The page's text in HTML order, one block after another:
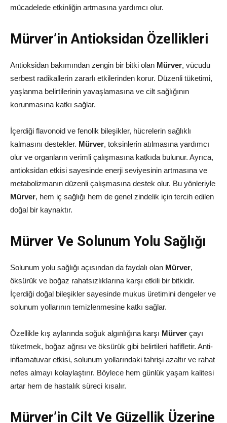
mücadelede etkinliğin artmasına yardımcı olur.
Mürver’in Antioksidan Özellikleri
Antioksidan bakımından zengin bir bitki olan Mürver, vücudu
serbest radikallerin zararlı etkilerinden korur. Düzenli tüketimi,
yaşlanma belirtilerinin yavaşlamasına ve cilt sağlığının
korunmasına katkı sağlar.
İçerdiği flavonoid ve fenolik bileşikler, hücrelerin sağlıklı
kalmasını destekler. Mürver, toksinlerin atılmasına yardımcı
olur ve organların verimli çalışmasına katkıda bulunur. Ayrıca,
antioksidan etkisi sayesinde enerji seviyesinin artmasına ve
metabolizmanın düzenli çalışmasına destek olur. Bu yönleriyle
Mürver, hem iç sağlığı hem de genel zindelik için tercih edilen
doğal bir kaynaktır.
Mürver Ve Solunum Yolu Sağlığı
Solunum yolu sağlığı açısından da faydalı olan Mürver,
öksürük ve boğaz rahatsızlıklarına karşı etkili bir bitkidir.
İçerdiği doğal bileşikler sayesinde mukus üretimini dengeler ve
solunum yollarının temizlenmesine katkı sağlar.
Özellikle kış aylarında soğuk algınlığına karşı Mürver çayı
tüketmek, boğaz ağrısı ve öksürük gibi belirtileri hafifletir. Anti-
inflamatuvar etkisi, solunum yollarındaki tahrişi azaltır ve rahat
nefes almayı kolaylaştırır. Böylece hem günlük yaşam kalitesi
artar hem de hastalık süreci kısalır.
Mürver’in Cilt Ve Güzellik Üzerine